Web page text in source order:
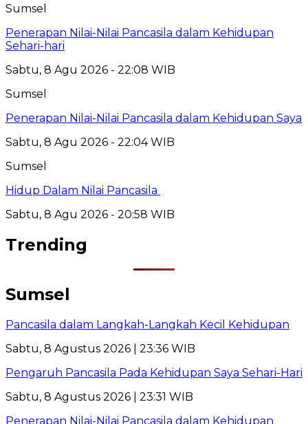
Sumsel
Penerapan Nilai-Nilai Pancasila dalam Kehidupan
Sehari-hari
Sabtu, 8 Agu 2026 - 22:08 WIB
Sumsel
Penerapan Nilai-Nilai Pancasila dalam Kehidupan Saya
Sabtu, 8 Agu 2026 - 22:04 WIB
Sumsel
Hidup Dalam Nilai Pancasila
Sabtu, 8 Agu 2026 - 20:58 WIB
Trending
Sumsel
Pancasila dalam Langkah-Langkah Kecil Kehidupan
Sabtu, 8 Agustus 2026 | 23:36 WIB
Pengaruh Pancasila Pada Kehidupan Saya Sehari-Hari
Sabtu, 8 Agustus 2026 | 23:31 WIB
Penerapan Nilai-Nilai Pancasila dalam Kehidupan